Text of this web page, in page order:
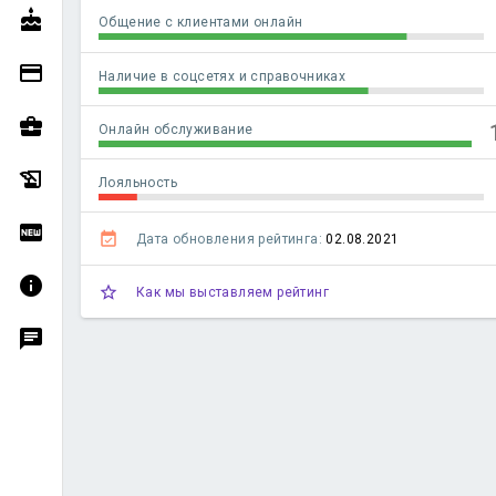
cake
credit_card
business_center
history_edu
fiber_new
info
chat
Общение с клиентами онлайн
Наличие в соцсетях и справочниках
Онлайн обслуживание
Лояльность
event_available Дата обновления рейтинга: 02.08.2021
star_outline Как мы выставляем рейтинг